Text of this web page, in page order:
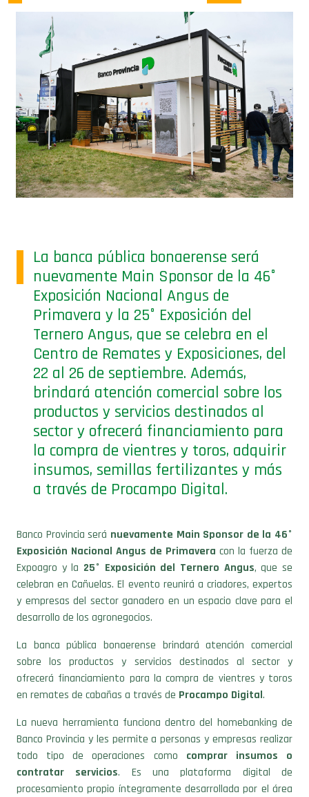
La banca pública bonaerense será
nuevamente Main Sponsor de la 46°
Exposición Nacional Angus de
Primavera y la 25° Exposición del
Ternero Angus, que se celebra en el
Centro de Remates y Exposiciones, del
22 al 26 de septiembre. Además,
brindará atención comercial sobre los
productos y servicios destinados al
sector y ofrecerá financiamiento para
la compra de vientres y toros, adquirir
insumos, semillas fertilizantes y más
a través de Procampo Digital.
Banco Provincia será nuevamente Main Sponsor de la 46°
Exposición Nacional Angus de Primavera con la fuerza de
Expoagro y la 25° Exposición del Ternero Angus, que se
celebran en Cañuelas. El evento reunirá a criadores, expertos
y empresas del sector ganadero en un espacio clave para el
desarrollo de los agronegocios.
La banca pública bonaerense brindará atención comercial
sobre los productos y servicios destinados al sector y
ofrecerá financiamiento para la compra de vientres y toros
en remates de cabañas a través de Procampo Digital.
La nueva herramienta funciona dentro del homebanking de
Banco Provincia y les permite a personas y empresas realizar
todo tipo de operaciones como comprar insumos o
contratar servicios. Es una plataforma digital de
procesamiento propio íntegramente desarrollada por el área